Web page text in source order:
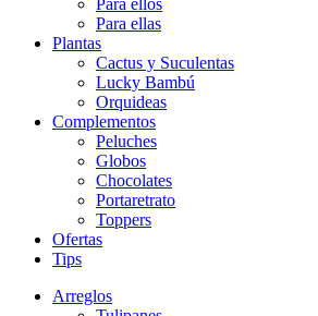
Para ellos
Para ellas
Plantas
Cactus y Suculentas
Lucky Bambú
Orquideas
Complementos
Peluches
Globos
Chocolates
Portaretrato
Toppers
Ofertas
Tips
Arreglos